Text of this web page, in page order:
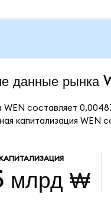
данные рынка
WEN составляет
капитализация WEN
млрд ₩